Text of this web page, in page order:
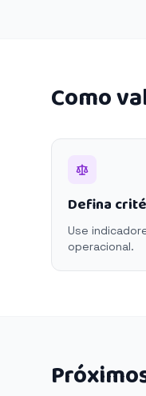
Como
Defina
Use
operacional.